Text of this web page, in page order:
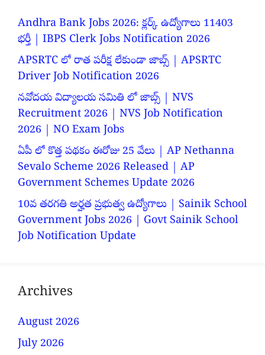
Andhra Bank Jobs 2026: క్లర్క్ ఉద్యోగాలు 11403
భర్తీ | IBPS Clerk Jobs Notification 2026
APSRTC లో రాత పరీక్ష లేకుండా జాబ్స్ | APSRTC
Driver Job Notification 2026
నవోదయ విద్యాలయ సమితి లో జాబ్స్ | NVS
Recruitment 2026 | NVS Job Notification
2026 | NO Exam Jobs
ఏపీ లో కొత్త పథకం ఈరోజు 25 వేలు | AP Nethanna
Sevalo Scheme 2026 Released | AP
Government Schemes Update 2026
10వ తరగతి అర్హత ప్రభుత్వ ఉద్యోగాలు | Sainik School
Government Jobs 2026 | Govt Sainik School
Job Notification Update
Archives
August 2026
July 2026